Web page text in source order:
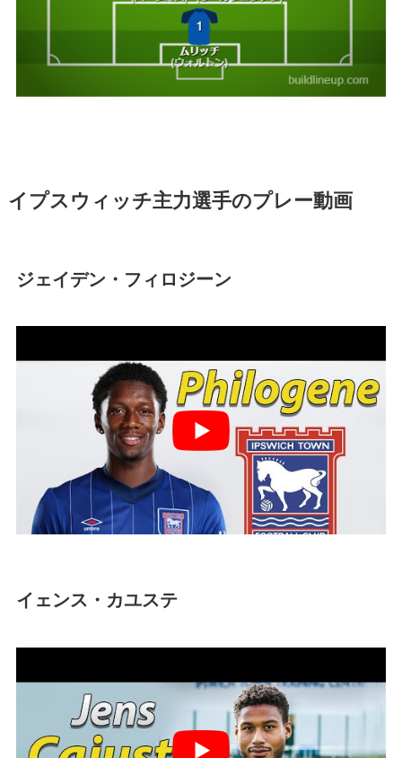
イプスウィッチ主力選手のプレー動画
ジェイデン・フィロジーン
イェンス・カユステ